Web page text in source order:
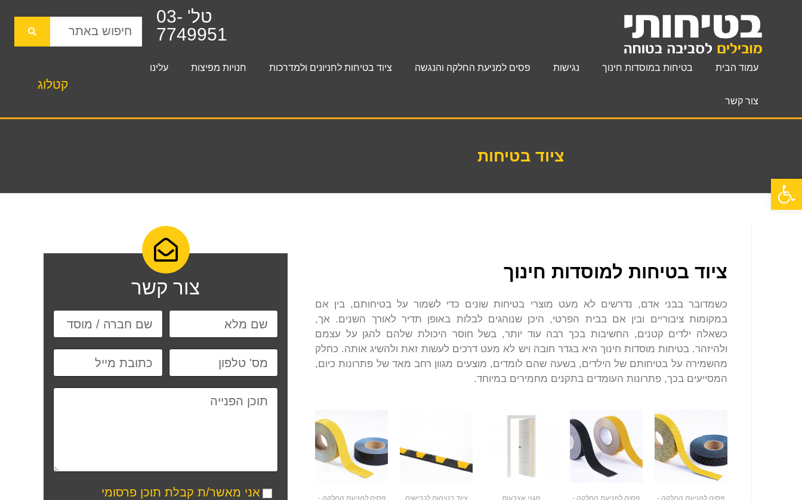
טל' 03-
7749951
עמוד הבית בטיחות במוסדות חינוך נגישות פסים למניעת החלקה והנגשה ציוד בטיחות לחניונים ולמדרכות חנויות מפיצות עלינו
צור קשר
קטלוג
ציוד בטיחות
ציוד בטיחות למוסדות חינוך
כשמדובר בבני אדם, נדרשים לא מעט מוצרי בטיחות שונים כדי לשמור על בטיחותם, בין אם
במקומות ציבוריים ובין אם בבית הפרטי, היכן שנוהגים לבלות באופן תדיר לאורך השנים. אך,
כשאלה ילדים קטנים, החשיבות בכך רבה עוד יותר, בשל חוסר היכולת שלהם להגן על עצמם
ולהיזהר. בטיחות מוסדות חינוך היא בגדר חובה ויש לא מעט דרכים לעשות זאת ולהשיג אותה. כחלק
מהשמירה על בטיחותם של הילדים, בשעה שהם לומדים, מוצעים מגוון רחב מאד של פתרונות כיום,
המסייעים בכך, פתרונות העומדים בתקנים מחמירים במיוחד.
פסים למניעת החלקה -
פסים למניעת החלקה -
מגני אצבעות
ציוד בטיחות לכבישים
פסים למניעת החלקה -
צור קשר
אני מאשר/ת קבלת תוכן פרסומי
פתח סרגל נגישות